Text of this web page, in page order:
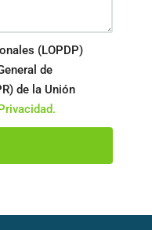
(LOPDP)
de
de la Unión